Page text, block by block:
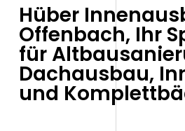
Hüber
Offenbach, Ihr
für
Dachausbau,
und